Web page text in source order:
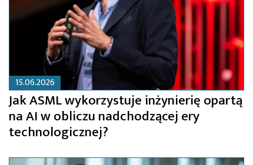
15.06.2026
Jak ASML wykorzystuje inżynierię opartą
na AI w obliczu nadchodzącej ery
technologicznej?